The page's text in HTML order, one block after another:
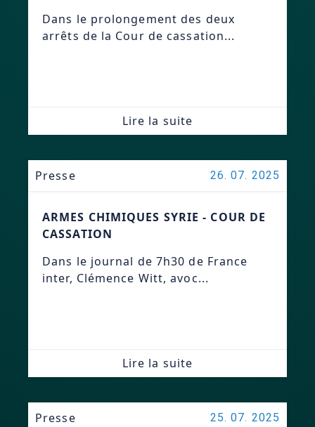
Dans le prolongement des deux
arrêts de la Cour de cassation...
Lire la suite
Presse 26. 07. 2025
ARMES CHIMIQUES SYRIE - COUR DE
CASSATION
Dans le journal de 7h30 de France
inter, Clémence Witt, avoc...
Lire la suite
Presse 25. 07. 2025